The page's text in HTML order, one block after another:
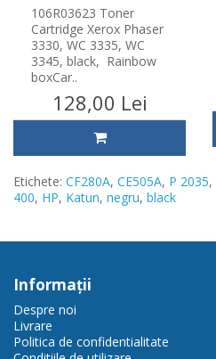
106R03623 Toner
Cartridge Xerox Phaser
3330, WC 3335, WC
3345, black, Rainbow
boxCar..
128,00 Lei
Etichete: CF280A, CE505A, P 2035,
400, HP, Katun, negru, black
Informaţii
Despre noi
Livrare
Politica de confidentialitate